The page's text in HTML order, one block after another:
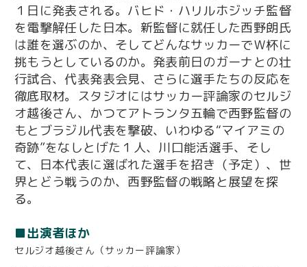
１日に発表される。バヒド・ハリルホジッチ監督
を電撃解任した日本。新監督に就任した西野朗氏
は誰を選ぶのか、そしてどんなサッカーでＷ杯に
挑もうとしているのか。発表前日のガーナとの壮
行試合、代表発表会見、さらに選手たちの反応を
徹底取材。スタジオにはサッカー評論家のセルジ
オ越後さん、かつてアトランタ五輪で西野監督の
もとブラジル代表を撃破、いわゆる“マイアミの
奇跡”をなしとげた１人、川口能活選手、そし
て、日本代表に選ばれた選手を招き（予定）、世
界とどう戦うのか、西野監督の戦略と展望を探
る。
■出演者ほか
セルジオ越後さん（サッカー評論家）